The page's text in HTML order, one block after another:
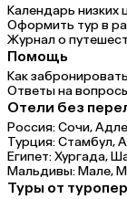
Календарь низких
Оформить тур в
Журнал о
Помощь
Как
Ответы на
Отели без
Россия:Сочи,
Турция:Стамбул,
Египет:Хургада,
Мальдивы:Мале,
Туры от